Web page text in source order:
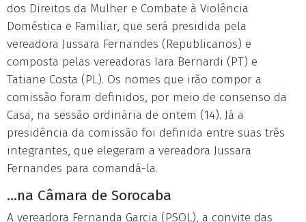
dos Direitos da Mulher e Combate à Violência
Doméstica e Familiar, que será presidida pela
vereadora Jussara Fernandes (Republicanos) e
composta pelas vereadoras Iara Bernardi (PT) e
Tatiane Costa (PL). Os nomes que irão compor a
comissão foram definidos, por meio de consenso da
Casa, na sessão ordinária de ontem (14). Já a
presidência da comissão foi definida entre suas três
integrantes, que elegeram a vereadora Jussara
Fernandes para comandá-la.
...na Câmara de Sorocaba
A vereadora Fernanda Garcia (PSOL), a convite das